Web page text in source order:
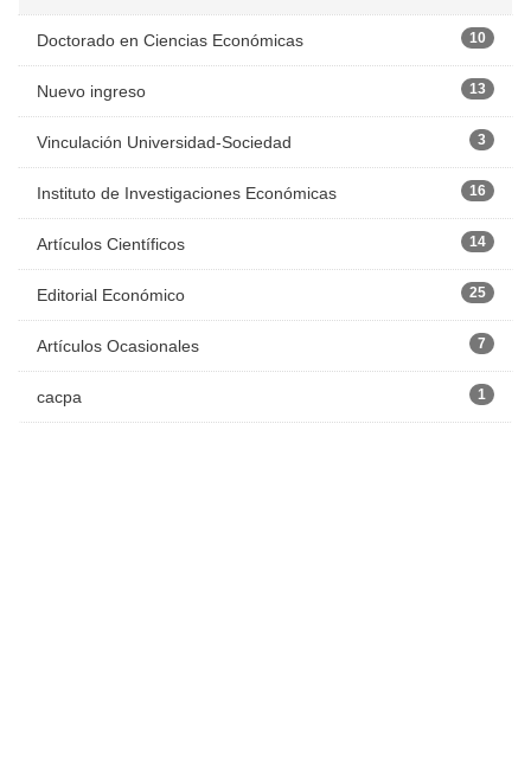
Doctorado en Ciencias Económicas 10
Nuevo ingreso 13
Vinculación Universidad-Sociedad 3
Instituto de Investigaciones Económicas 16
Artículos Científicos 14
Editorial Económico 25
Artículos Ocasionales 7
cacpa 1